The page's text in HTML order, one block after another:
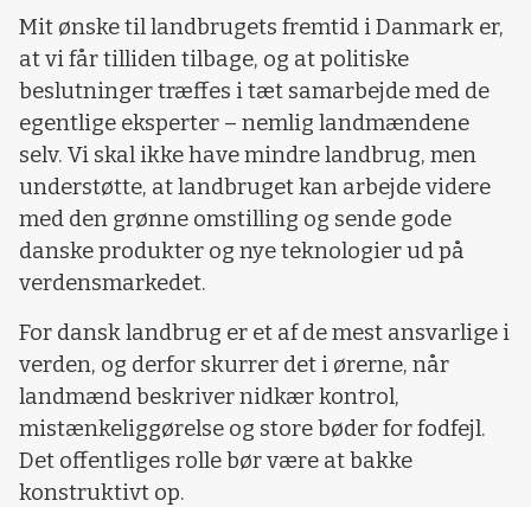
Mit ønske til landbrugets fremtid i Danmark er,
at vi får tilliden tilbage, og at politiske
beslutninger træffes i tæt samarbejde med de
egentlige eksperter – nemlig landmændene
selv. Vi skal ikke have mindre landbrug, men
understøtte, at landbruget kan arbejde videre
med den grønne omstilling og sende gode
danske produkter og nye teknologier ud på
verdensmarkedet.
For dansk landbrug er et af de mest ansvarlige i
verden, og derfor skurrer det i ørerne, når
landmænd beskriver nidkær kontrol,
mistænkeliggørelse og store bøder for fodfejl.
Det offentliges rolle bør være at bakke
konstruktivt op.